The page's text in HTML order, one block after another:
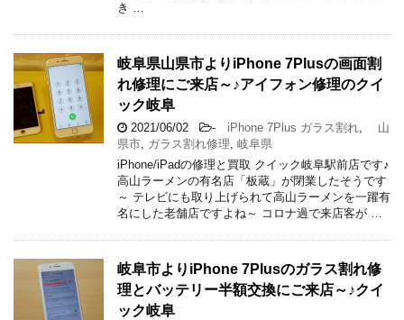
き …
岐阜県山県市よりiPhone 7Plusの画面割
れ修理にご来店～♪アイフォン修理のクイ
ック岐阜
2021/06/02 - iPhone 7Plus ガラス割れ,
山
県市, ガラス割れ修理, 岐阜県
iPhone/iPadの修理と買取 クイック岐阜駅前店です♪
高山ラーメンの有名店「板蔵」が閉業したそうです
～ テレビにも取り上げられて高山ラーメンを一躍有
名にした老舗店ですよね～ コロナ過で来店客が …
岐阜市よりiPhone 7Plusのガラス割れ修
理とバッテリー半額交換にご来店～♪クイ
ック岐阜